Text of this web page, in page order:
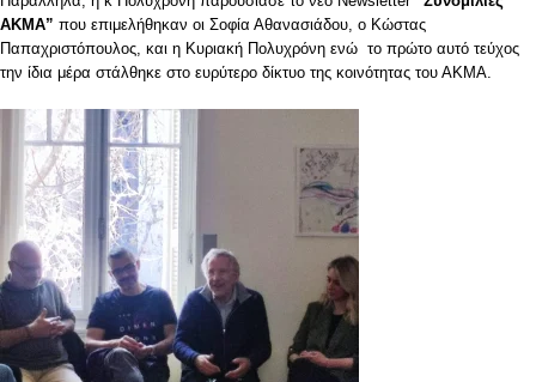
ΑΚΜΑ” που επιμελήθηκαν οι Σοφία Αθανασιάδου, ο Κώστας
Παπαχριστόπουλος, και η Κυριακή Πολυχρόνη ενώ το πρώτο αυτό τεύχος
την ίδια μέρα στάλθηκε στο ευρύτερο δίκτυο της κοινότητας του ΑΚΜΑ.